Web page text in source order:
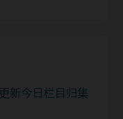
新今日栏目归集